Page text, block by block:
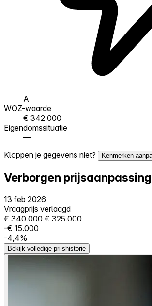
A
WOZ-waarde
€ 342.000
Eigendomssituatie
—
Kloppen je gegevens niet?
Kenmerken
Verborgen
13 feb 2026
Vraagprijs verlaagd
€ 340.000 € 325.000
-€ 15.000
-4,4%
Bekijk volledige prijshistorie